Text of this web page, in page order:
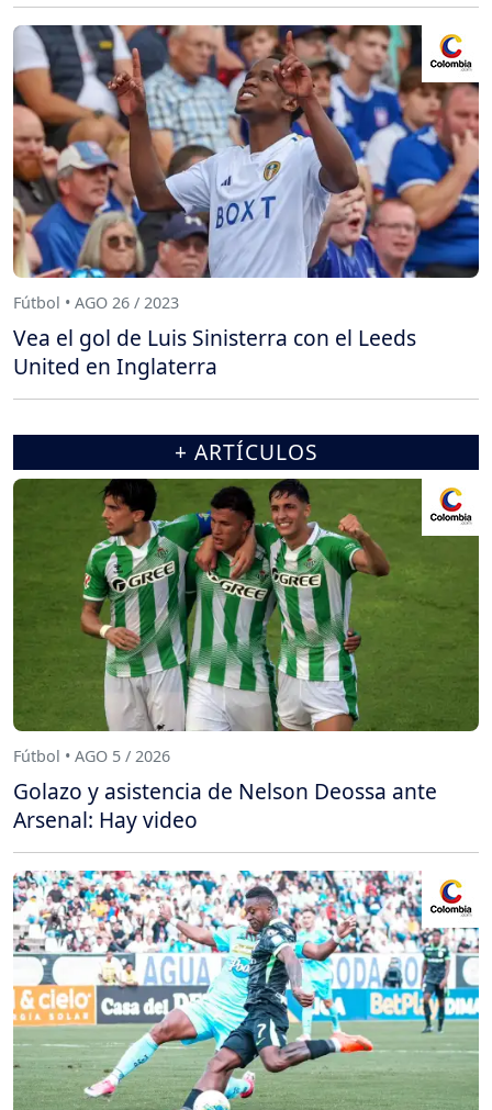
Fútbol • AGO 26 / 2023
Vea el gol de Luis Sinisterra con el Leeds
United en Inglaterra
+ ARTÍCULOS
Fútbol • AGO 5 / 2026
Golazo y asistencia de Nelson Deossa ante
Arsenal: Hay video